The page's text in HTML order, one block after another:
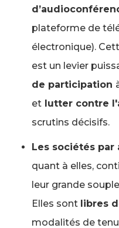
plateforme de
électronique).
est un levier
de participation
et lutter contre
scrutins décisifs.
Les sociétés par
quant à elles,
leur grande
Elles sont libres
modalités de